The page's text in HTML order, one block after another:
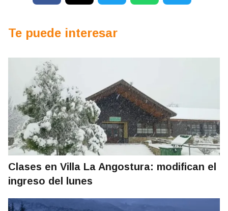
Te puede interesar
Clases en Villa La Angostura: modifican el
ingreso del lunes